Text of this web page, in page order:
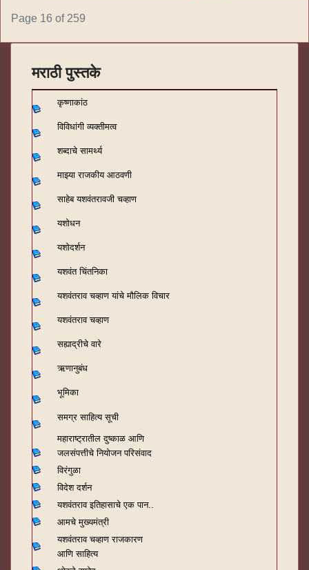
Page 16 of 259
मराठी पुस्तके
कृष्णाकांठ
विविधांगी व्यक्तीमत्व
शब्दाचे सामर्थ्य
माझ्या राजकीय आठवणी
साहेब यशवंतरावजी चव्हाण
यशोधन
यशोदर्शन
यशवंत चिंतनिका
यशवंतराव चव्हाण यांचे मौलिक विचार
यशवंतराव चव्हाण
सह्याद्रीचे वारे
ऋणानुबंध
भूमिका
समग्र साहित्य सूची
महाराष्ट्रातील दुष्काळ आणि
जलसंपत्तीचे नियोजन परिसंवाद
विरंगुळा
विदेश दर्शन
यशवंतराव इतिहासाचे एक पान..
आमचे मुख्यमंत्री
यशवंतराव चव्हाण राजकारण
आणि साहित्य